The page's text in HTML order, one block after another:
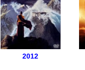
2012